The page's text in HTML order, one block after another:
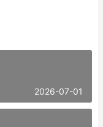
2026-07-01